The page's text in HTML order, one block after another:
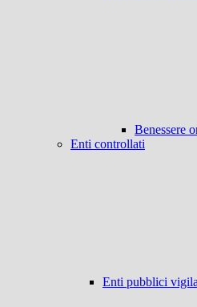
Benessere
Enti controllati
Enti pubblici